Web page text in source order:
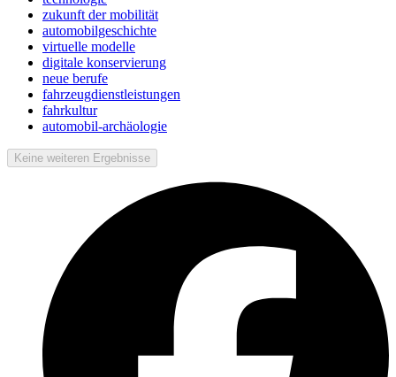
zukunft der mobilität
automobilgeschichte
virtuelle modelle
digitale konservierung
neue berufe
fahrzeugdienstleistungen
fahrkultur
automobil-archäologie
Keine weiteren Ergebnisse